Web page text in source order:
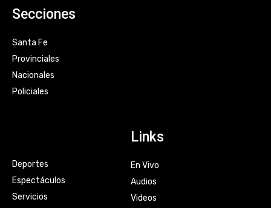
Secciones
Santa Fe
Provinciales
Nacionales
Policiales
Deportes
Espectáculos
Servicios
Links
En Vivo
Audios
Videos